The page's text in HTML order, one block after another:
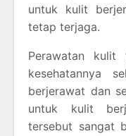
untuk kulit
tetap terjaga.
Perawatan kulit
kesehatannya
berjerawat dan
untuk kulit
tersebut sangat